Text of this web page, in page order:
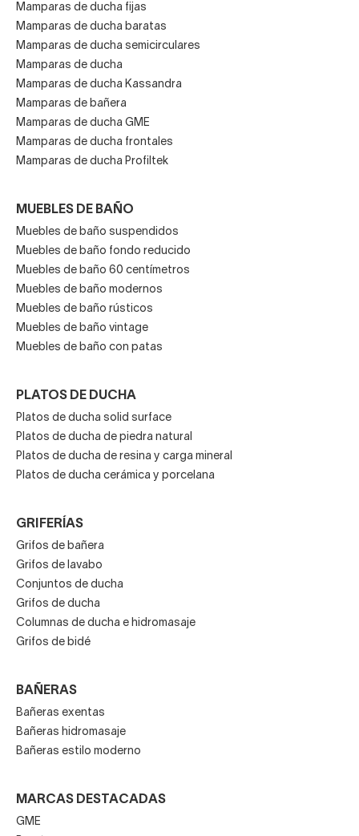
Mamparas de ducha fijas
Mamparas de ducha baratas
Mamparas de ducha semicirculares
Mamparas de ducha
Mamparas de ducha Kassandra
Mamparas de bañera
Mamparas de ducha GME
Mamparas de ducha frontales
Mamparas de ducha Profiltek
MUEBLES DE BAÑO
Muebles de baño suspendidos
Muebles de baño fondo reducido
Muebles de baño 60 centímetros
Muebles de baño modernos
Muebles de baño rústicos
Muebles de baño vintage
Muebles de baño con patas
PLATOS DE DUCHA
Platos de ducha solid surface
Platos de ducha de piedra natural
Platos de ducha de resina y carga mineral
Platos de ducha cerámica y porcelana
GRIFERÍAS
Grifos de bañera
Grifos de lavabo
Conjuntos de ducha
Grifos de ducha
Columnas de ducha e hidromasaje
Grifos de bidé
BAÑERAS
Bañeras exentas
Bañeras hidromasaje
Bañeras estilo moderno
MARCAS DESTACADAS
GME